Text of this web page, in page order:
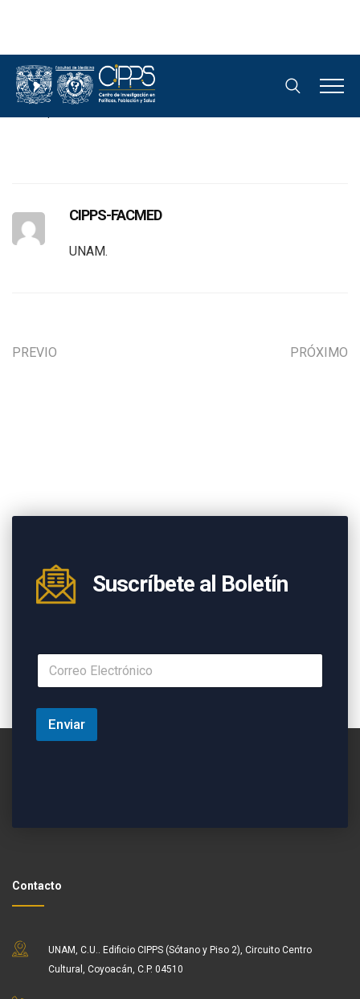
Books Four
CIPPS-FACMED
UNAM.
PREVIO PRÓXIMO
Suscríbete al Boletín
Enviar
Contacto
UNAM, C.U.. Edificio CIPPS (Sótano y Piso 2), Circuito Centro
Cultural, Coyoacán, C.P. 04510